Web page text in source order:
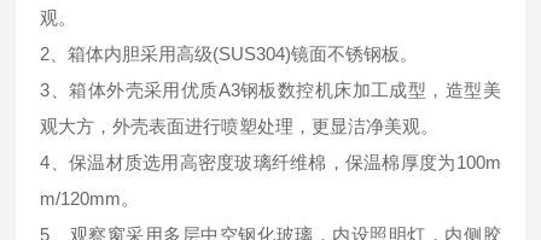
观。
2、箱体内胆采用高级(SUS304)镜面不锈钢板。
3、箱体外壳采用优质A3钢板数控机床加工成型，造型美
观大方，外壳表面进行喷塑处理，更显洁净美观。
4、保温材质选用高密度玻璃纤维棉，保温棉厚度为100m
m/120mm。
5、观察窗采用多层中空钢化玻璃，内设照明灯，内侧胶